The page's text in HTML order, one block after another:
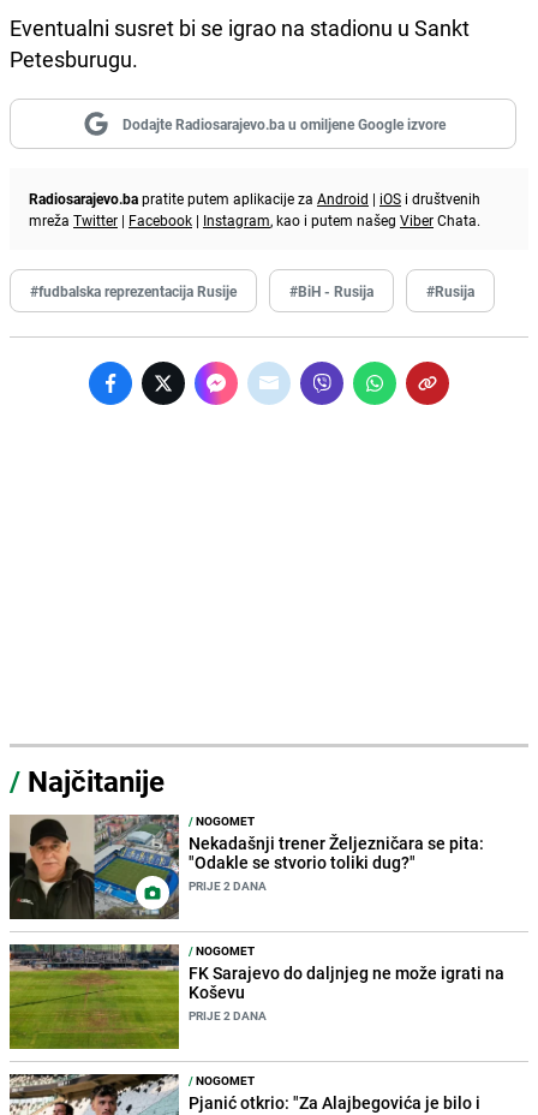
Eventualni susret bi se igrao na stadionu u Sankt
Petesburugu.
Dodajte Radiosarajevo.ba u omiljene Google izvore
Radiosarajevo.bapratite putem aplikacije za Android | iOS i društvenih
mreža Twitter | Facebook | Instagram, kao i putem našeg ViberChata.
#fudbalska reprezentacija Rusije #BiH - Rusija #Rusija
/ Najčitanije
/NOGOMET
Nekadašnji trener Željezničara se pita:
"Odakle se stvorio toliki dug?"
PRIJE 2 DANA
/NOGOMET
FK Sarajevo do daljnjeg ne može igrati na
Koševu
PRIJE 2 DANA
/NOGOMET
Pjanić otkrio: "Za Alajbegovića je bilo i